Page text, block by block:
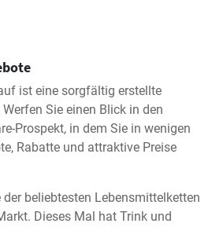
ist eine sorgfältig erstellte
Sie einen Blick in den
Prospekt, in dem Sie in wenigen
Rabatte und attraktive Preise
beliebtesten Lebensmittelketten
Dieses Mal hat Trink und